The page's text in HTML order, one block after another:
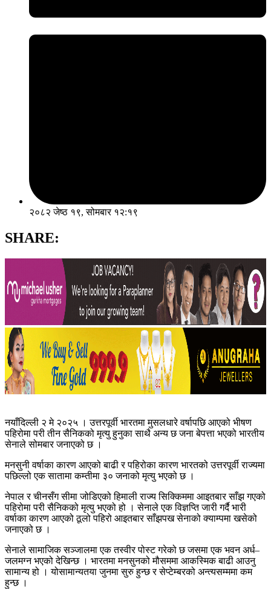
२०८२ जेष्ठ १९, सोमबार १२:१९
SHARE:
नयाँदिल्ली २ मे २०२५ । उत्तरपूर्वी भारतमा मुसलधारे वर्षापछि आएको भीषण
पहिरोमा परी तीन सैनिकको मृत्यु हुनुका साथै अन्य छ जना बेपत्ता भएको भारतीय
सेनाले सोमबार जनाएको छ ।
मनसुनी वर्षाका कारण आएको बाढी र पहिरोका कारण भारतको उत्तरपूर्वी राज्यमा
पछिल्लो एक सातामा कम्तीमा ३० जनाको मृत्यु भएको छ ।
नेपाल र चीनसँग सीमा जोडिएको हिमाली राज्य सिक्किममा आइतबार साँझ गएको
पहिरोमा परी सैनिकको मृत्यु भएको हो । सेनाले एक विज्ञप्ति जारी गर्दै भारी
वर्षाका कारण आएको ठूलो पहिरो आइतबार साँझपख सेनाको क्याम्पमा खसेको
जनाएको छ ।
सेनाले सामाजिक सञ्जालमा एक तस्वीर पोस्ट गरेको छ जसमा एक भवन अर्ध–
जलमग्न भएको देखिन्छ । भारतमा मनसुनको मौसममा आकस्मिक बाढी आउनु
सामान्य हो । योसामान्यतया जुनमा सुरु हुन्छ र सेप्टेम्बरको अन्त्यसम्ममा कम
हुन्छ ।